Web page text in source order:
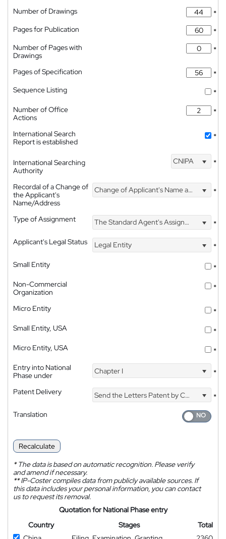
Number of Drawings
*
Pages for Publication
*
Number of Pages with
Drawings
*
Pages of Specification
*
Sequence Listing
*
Number of Office
Actions
*
International Search
Report is established
*
International Searching
Authority
CNIPA *
Recordal of a Change of
the Applicant's
Name/Address
Change of Applicant's Name and Address *
Type of Assignment The Standard Agent's Assignment
*
Applicant's Legal Status
Legal Entity
*
Small Entity
*
Non-Commercial
Organization
*
Micro Entity
*
Small Entity, USA
*
Micro Entity, USA
*
Entry into National
Phase under
Chapter I *
Patent Delivery Send the Letters Patent by Courier
*
Translation
Recalculate
*The data is based on automatic recognition. Please verify
and amend if necessary.
**IP-Coster compiles data from publicly available sources. If
this data includes your personal information, you can contact
us to request its removal.
Quotation for National Phase entry
Country
Stages
Total